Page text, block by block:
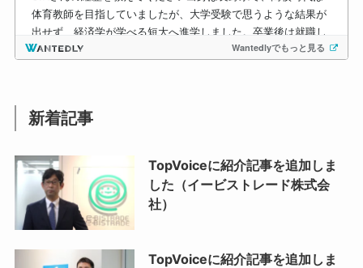
新着記事
TopVoiceに紹介記事を追加しま
した（イービストレード株式会
社）
TopVoiceに紹介記事を追加しま